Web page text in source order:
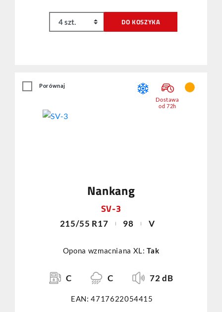
DO KOSZYKA
Nankang
SV-3
215/55 R17 98 V
Opona wzmacniana XL:Tak
C C 72 dB
EAN: 4717622054415
Porównaj
Dostawa
od 72h